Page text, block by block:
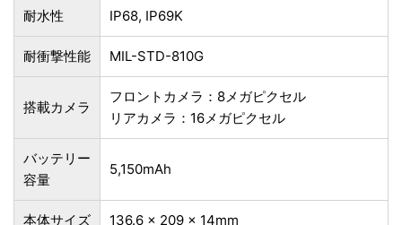
耐水性 IP68, IP69K
耐衝撃性能 MIL-STD-810G
搭載カメラ
フロントカメラ：8メガピクセル
リアカメラ：16メガピクセル
バッテリー
容量
5,150mAh
本体サイズ 136.6 x 209 x 14mm